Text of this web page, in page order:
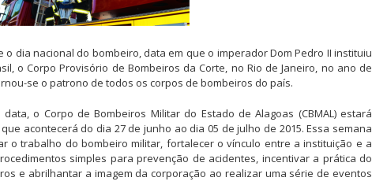
o dia nacional do bombeiro, data em que o imperador Dom Pedro II instituiu
o Corpo Provisório de Bombeiros da Corte, no Rio de Janeiro, no ano de
se o patrono de todos os corpos de bombeiros do país.
de Bombeiros Militar do Estado de Alagoas (CBMAL) estará
acontecerá do dia 27 de junho ao dia 05 de julho de 2015. Essa semana
o trabalho do bombeiro militar, fortalecer o vínculo entre a instituição e a
simples para prevenção de acidentes, incentivar a prática do
e abrilhantar a imagem da corporação ao realizar uma série de eventos